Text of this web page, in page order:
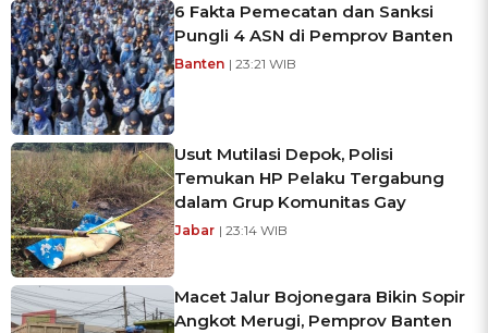
6 Fakta Pemecatan dan Sanksi
Pungli 4 ASN di Pemprov Banten
Banten | 23:21 WIB
Usut Mutilasi Depok, Polisi
Temukan HP Pelaku Tergabung
dalam Grup Komunitas Gay
Jabar | 23:14 WIB
Macet Jalur Bojonegara Bikin Sopir
Angkot Merugi, Pemprov Banten